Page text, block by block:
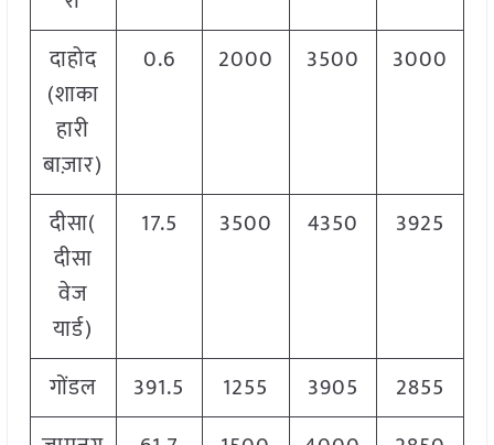
दाहोद
(शाका
हारी
बाज़ार)
0.6 2000 3500 3000
दीसा(
दीसा
वेज
यार्ड)
17.5 3500 4350 3925
गोंडल 391.5 1255 3905
2855